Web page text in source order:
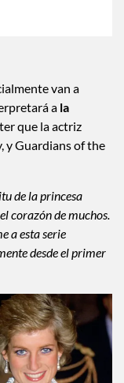
van a
a la
que la actriz
y Guardians of the
de la princesa
corazón de muchos.
a esta serie
desde el primer